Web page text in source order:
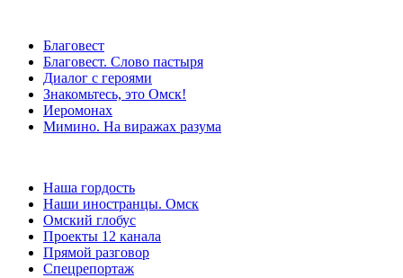
Благовест
Благовест. Слово пастыря
Диалог с героями
Знакомьтесь, это Омск!
Иеромонах
Мимино. На виражах разума
Наша гордость
Наши иностранцы. Омск
Омский глобус
Проекты 12 канала
Прямой разговор
Спецрепортаж